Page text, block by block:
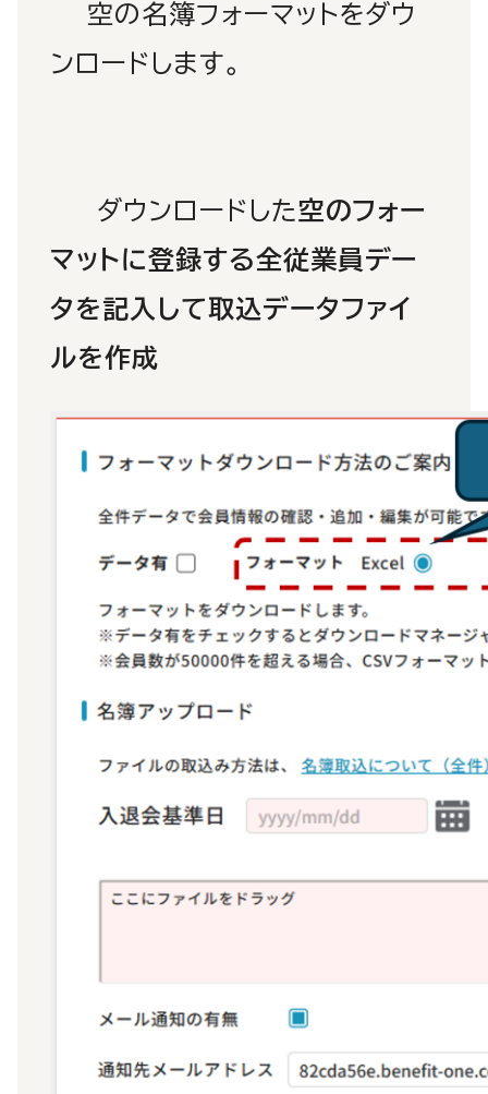
空の名簿フォーマットをダウ
ンロードします。
ダウンロードした空のフォー
マットに登録する全従業員デー
タを記入して取込データファイ
ルを作成